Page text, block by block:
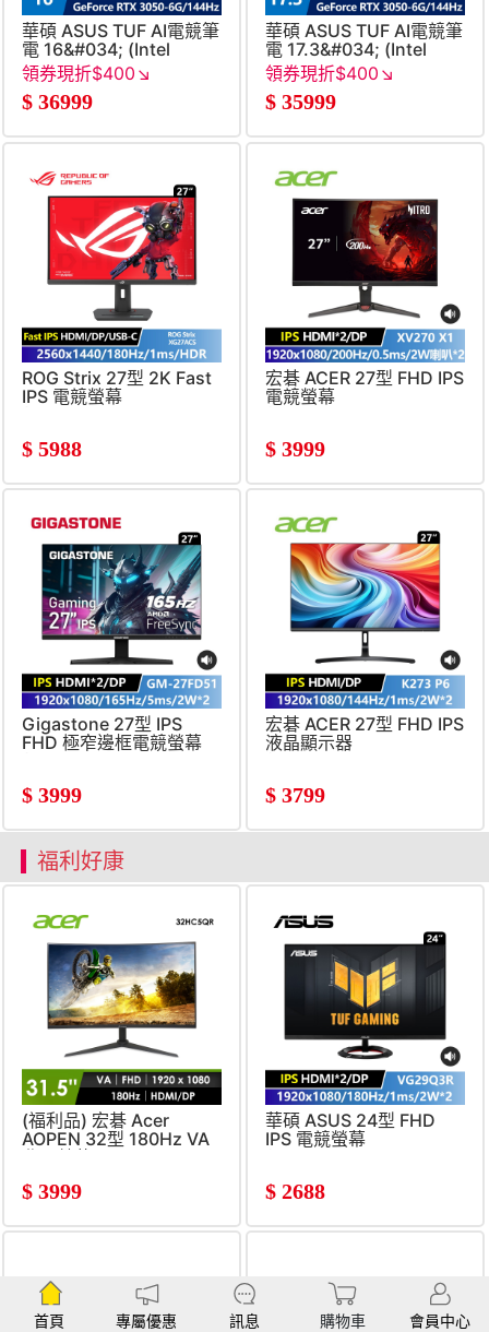
華碩 ASUS TUF AI電競筆
電 16&#034; (Intel
Core5-
210H&#47;16G&#47;1T&#47;GeForce
RTX 3050-
領券現折$400↘
$ 36999
華碩 ASUS TUF AI電競筆
電 17.3&#034; (Intel
Core5-
RTX 3050-
領券現折$400↘
$ 35999
ROG Strix 27型 2K Fast
IPS 電競螢幕
$ 5988
宏碁 ACER 27型 FHD IPS
電競螢幕
$ 3999
Gigastone 27型 IPS
FHD 極窄邊框電競螢幕
$ 3999
宏碁 ACER 27型 FHD IPS
液晶顯示器
$ 3799
福利好康
(福利品) 宏碁 Acer
AOPEN 32型 180Hz VA
曲面螢幕
$ 3999
華碩 ASUS 24型 FHD
IPS 電競螢幕
$ 2688
首頁 專屬優惠 訊息 購物車 會員中心